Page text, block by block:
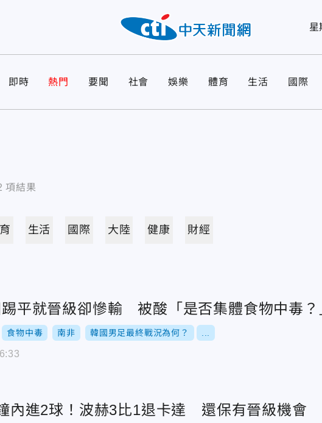
星
即時 熱門 要聞 社會 娛樂 體育 生活 國際
項結果
生活 國際 大陸 健康 財經
平就晉級卻慘輸 被酸「是否集體食物中毒？
食物中毒 南非 韓國男足最終戰況為何？
內進2球！波赫3比1退卡達 還保有晉級機會